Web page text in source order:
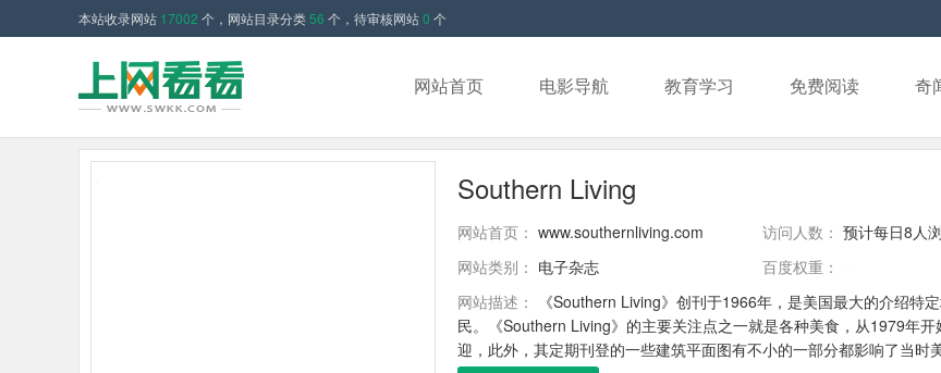
本站收录网站 17002 个，网站目录分类56 个，待审核网站0 个
网站首页 电影导航 教育学习 免费阅读 奇
Southern Living
网站首页： www.southernliving.com 访问人数： 预计每日8人
网站类别： 电子杂志 百度权重：
网站描述：
《Southern Living》创刊于1966年，是美国最大的介绍特
民。《Southern Living》的主要关注点之一就是各种美食，从1979年
迎，此外，其定期刊登的一些建筑平面图有不小的一部分都影响了当时